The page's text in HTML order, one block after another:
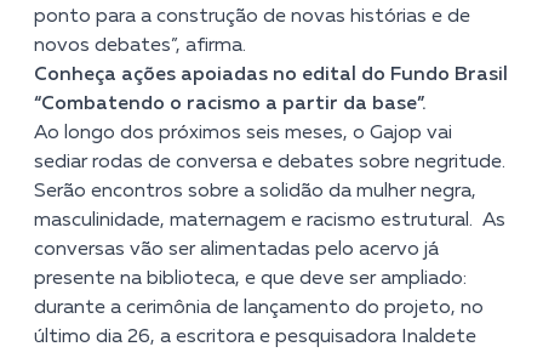
ponto para a construção de novas histórias e de
novos debates”, afirma.
Conheça ações apoiadas no edital do Fundo Brasil
“Combatendo o racismo a partir da base”.
Ao longo dos próximos seis meses, o Gajop vai
sediar rodas de conversa e debates sobre negritude.
Serão encontros sobre a solidão da mulher negra,
masculinidade, maternagem e racismo estrutural. As
conversas vão ser alimentadas pelo acervo já
presente na biblioteca, e que deve ser ampliado:
durante a cerimônia de lançamento do projeto, no
último dia 26, a escritora e pesquisadora Inaldete